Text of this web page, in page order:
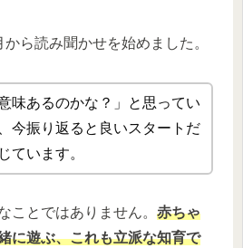
ら読み聞かせを始めました。
味あるのかな？」と思ってい
今振り返ると良いスタートだ
ています。
ことではありません。 赤ちゃ
に遊ぶ、これも立派な知育で